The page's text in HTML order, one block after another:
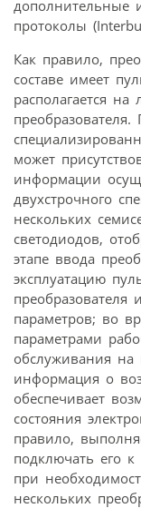
дополнительные
протоколы
Как правило,
составе имеет
располагается
может
информации
двухстрочного
нескольких
светодиодов,
этапе ввода
эксплуатацию
преобразователя
параметров; во
параметрами
обслуживания на
информация о
обеспечивает
состояния
правило,
подключать его к
при
нескольких